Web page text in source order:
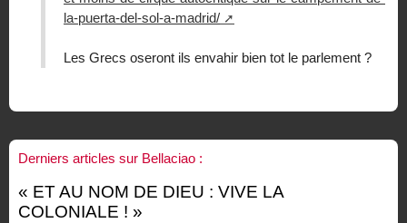
la-puerta-del-sol-a-madrid/
Les Grecs oseront ils envahir bien tot le parlement ?
Derniers articles sur Bellaciao :
« ET AU NOM DE DIEU : VIVE LA
COLONIALE ! »